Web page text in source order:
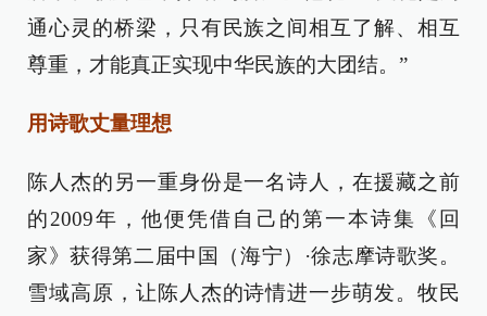
通心灵的桥梁，只有民族之间相互了解、相互
尊重，才能真正实现中华民族的大团结。”
用诗歌丈量理想
陈人杰的另一重身份是一名诗人，在援藏之前
的2009年，他便凭借自己的第一本诗集《回
家》获得第二届中国（海宁）·徐志摩诗歌奖。
雪域高原，让陈人杰的诗情进一步萌发。牧民